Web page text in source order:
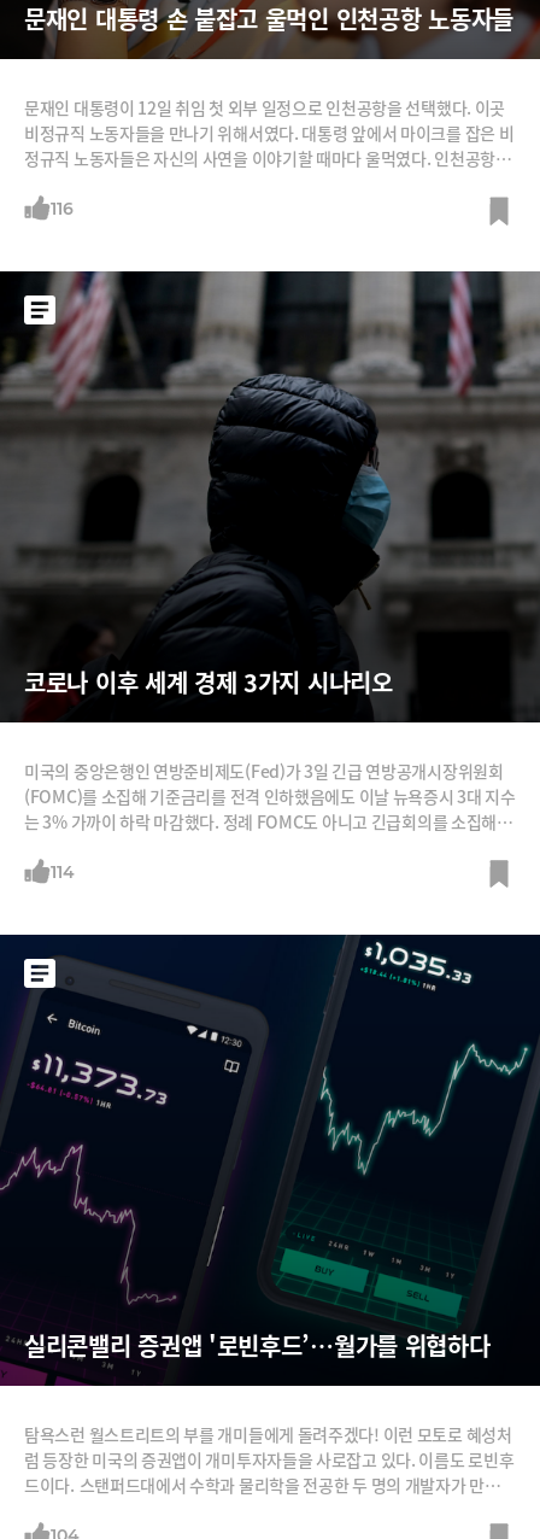
문재인 대통령 손 붙잡고 울먹인 인천공항 노동자들
문재인 대통령이 12일 취임 첫 외부 일정으로 인천공항을 선택했다. 이곳
비정규직 노동자들을 만나기 위해서였다. 대통령 앞에서 마이크를 잡은 비
정규직 노동자들은 자신의 사연을 이야기할 때마다 울먹였다. 인천공항은
2여객터미널이 문을 열면 62개 용역사에 3093명이 추가 투입돼 비정규직
프다.
116
코로나 이후 세계 경제 3가지 시나리오
미국의 중앙은행인 연방준비제도(Fed)가 3일 긴급 연방공개시장위원회
(FOMC)를 소집해 기준금리를 전격 인하했음에도 이날 뉴욕증시 3대 지수
는 3% 가까이 하락 마감했다. 정례 FOMC도 아니고 긴급회의를 소집해
했음에도 말이다. 이튿날인 4일 큰 폭 반등했지만, 민주당 대선 후보 경선
114
실리콘밸리 증권앱 '로빈후드’…월가를 위협하다
탐욕스런 월스트리트의 부를 개미들에게 돌려주겠다! 이런 모토로 혜성처
럼 등장한 미국의 증권앱이 개미투자자들을 사로잡고 있다. 이름도 로빈후
드이다. 스탠퍼드대에서 수학과 물리학을 전공한 두 명의 개발자가 만든